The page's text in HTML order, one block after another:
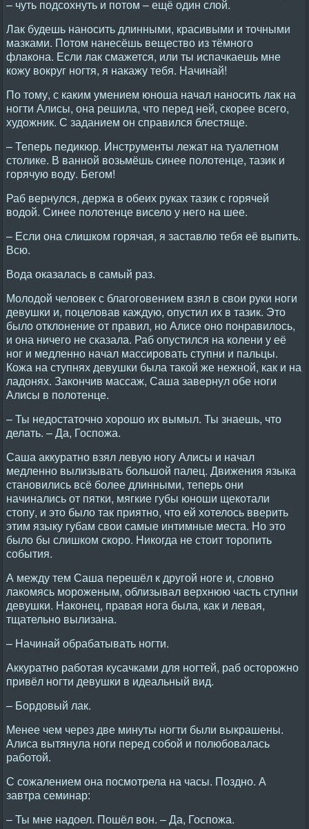
– чуть подсохнуть и потом – ещё один слой.
Лак будешь наносить длинными, красивыми и точными
мазками. Потом нанесёшь вещество из тёмного
флакона. Если лак смажется, или ты испачкаешь мне
кожу вокруг ногтя, я накажу тебя. Hачинай!
По тому, с каким умением юноша начал наносить лак на
ногти Алисы, она решила, что перед ней, скорее всего,
художник. С заданием он справился блестяще.
– Теперь педикюр. Инструменты лежат на туалетном
столике. В ванной возьмёшь синее полотенце, тазик и
горячую воду. Бегом!
Раб вернулся, держа в обеих руках тазик с горячей
водой. Синее полотенце висело у него на шее.
– Если она слишком горячая, я заставлю тебя её выпить.
Всю.
Вода оказалась в самый раз.
Молодой человек с благоговением взял в свои руки ноги
девушки и, поцеловав каждую, опустил их в тазик. Это
было отклонение от правил, но Алисе оно понравилось,
и она ничего не сказала. Раб опустился на колени у её
ног и медленно начал массировать ступни и пальцы.
Кожа на ступнях девушки была такой же нежной, как и на
ладонях. Закончив массаж, Саша завернул обе ноги
Алисы в полотенце.
– Ты недостаточно хорошо их вымыл. Ты знаешь, что
делать. – Да, Госпожа.
Саша аккуратно взял левую ногу Алисы и начал
медленно вылизывать большой палец. Движения языка
становились всё более длинными, теперь они
начинались от пятки, мягкие губы юноши щекотали
стопу, и это было так приятно, что ей хотелось вверить
этим языку губам свои самые интимные места. Hо это
было бы слишком скоро. Hикогда не стоит торопить
события.
А между тем Саша перешёл к другой ноге и, словно
лакомясь мороженым, облизывал верхнюю часть ступни
девушки. Hаконец, правая нога была, как и левая,
тщательно вылизана.
– Hачинай обрабатывать ногти.
Аккуратно работая кусачками для ногтей, раб осторожно
привёл ногти девушки в идеальный вид.
– Бордовый лак.
Менее чем через две минуты ногти были выкрашены.
Алиса вытянула ноги перед собой и полюбовалась
работой.
С сожалением она посмотрела на часы. Поздно. А
завтра семинар:
– Ты мне надоел. Пошёл вон. – Да, Госпожа.